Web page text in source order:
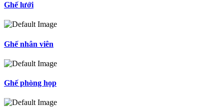
Ghế lưới
Ghế nhân viên
Ghế phòng họp